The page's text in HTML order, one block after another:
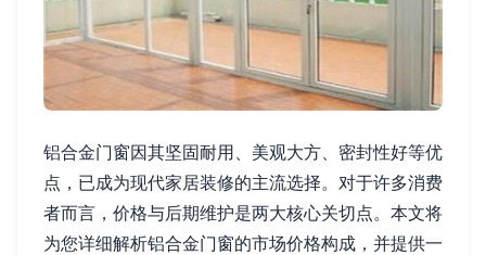
铝合金门窗因其坚固耐用、美观大方、密封性好等优
点，已成为现代家居装修的主流选择。对于许多消费
者而言，价格与后期维护是两大核心关切点。本文将
为您详细解析铝合金门窗的市场价格构成，并提供一